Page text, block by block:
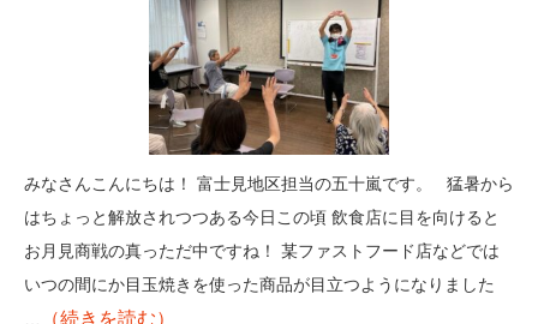
みなさんこんにちは！ 富士見地区担当の五十嵐です。 猛暑から
はちょっと解放されつつある今日この頃 飲食店に目を向けると
お月見商戦の真っただ中ですね！ 某ファストフード店などでは
いつの間にか目玉焼きを使った商品が目立つようになりました
…
（続きを読む）